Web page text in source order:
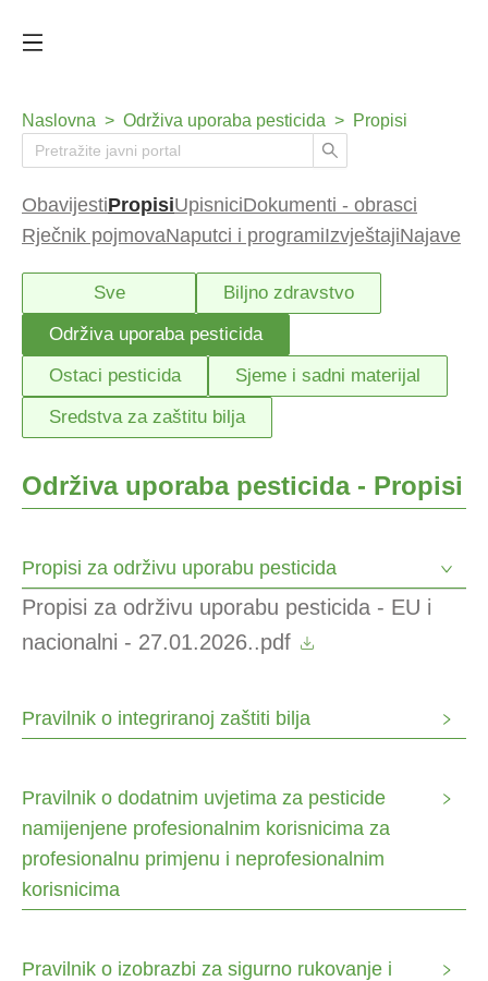
Naslovna > Održiva uporaba pesticida > Propisi
ObavijestiPropisiUpisniciDokumenti - obrasci
Rječnik pojmovaNaputci i programiIzvještajiNajave
Sve
Biljno zdravstvo
Održiva uporaba pesticida
Ostaci pesticida
Sjeme i sadni materijal
Sredstva za zaštitu bilja
Održiva uporaba pesticida - Propisi
Propisi za održivu uporabu pesticida
Propisi za održivu uporabu pesticida - EU i
nacionalni - 27.01.2026..pdf
Pravilnik o integriranoj zaštiti bilja
Pravilnik o dodatnim uvjetima za pesticide
namijenjene profesionalnim korisnicima za
profesionalnu primjenu i neprofesionalnim
korisnicima
Pravilnik o izobrazbi za sigurno rukovanje i